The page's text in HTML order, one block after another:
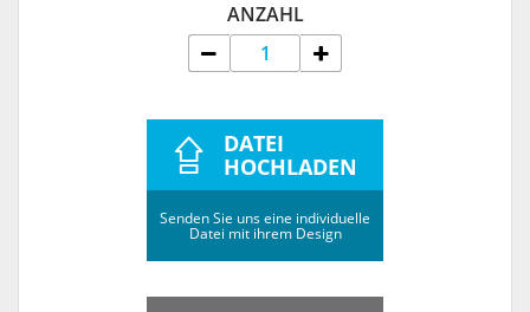
ANZAHL
DATEI
HOCHLADEN
Senden Sie uns eine individuelle
Datei mit ihrem Design